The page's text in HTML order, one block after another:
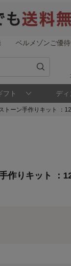
ベルメゾンご優
フト デ
トーン手作りキット ：
作りキット ：
ゾン・ポイントについて
の基本ポイントに対し